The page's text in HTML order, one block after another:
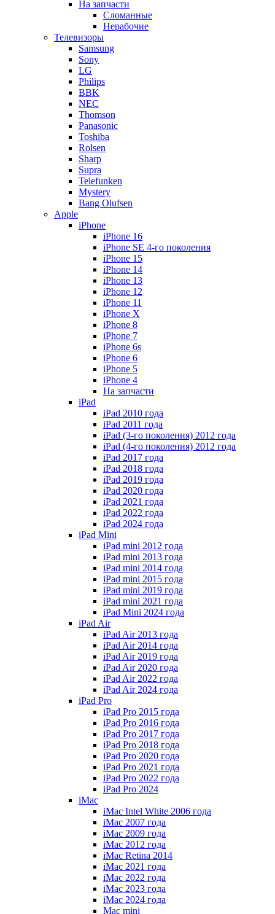
На запчасти
Сломанные
Нерабочие
Телевизоры
Samsung
Sony
LG
Philips
BBK
NEC
Thomson
Panasonic
Toshiba
Rolsen
Sharp
Supra
Telefunken
Mystery
Bang Olufsen
Apple
iPhone
iPhone 16
iPhone SE 4-го поколения
iPhone 15
iPhone 14
iPhone 13
iPhone 12
iPhone 11
iPhone X
iPhone 8
iPhone 7
iPhone 6s
iPhone 6
iPhone 5
iPhone 4
На запчасти
iPad
iPad 2010 года
iPad 2011 года
iPad (3-го поколения) 2012 года
iPad (4-го поколения) 2012 года
iPad 2017 года
iPad 2018 года
iPad 2019 года
iPad 2020 года
iPad 2021 года
iPad 2022 года
iPad 2024 года
iPad Mini
iPad mini 2012 года
iPad mini 2013 года
iPad mini 2014 года
iPad mini 2015 года
iPad mini 2019 года
iPad mini 2021 года
iPad Mini 2024 года
iPad Air
iPad Air 2013 года
iPad Air 2014 года
iPad Air 2019 года
iPad Air 2020 года
iPad Air 2022 года
iPad Air 2024 года
iPad Pro
iPad Pro 2015 года
iPad Pro 2016 года
iPad Pro 2017 года
iPad Pro 2018 года
iPad Pro 2020 года
iPad Pro 2021 года
iPad Pro 2022 года
iPad Pro 2024
iMac
iMac Intel White 2006 года
iMac 2007 года
iMac 2009 года
iMac 2012 года
iMac Retina 2014
iMac 2021 года
iMac 2022 года
iMac 2023 года
iMac 2024 года
Mac mini